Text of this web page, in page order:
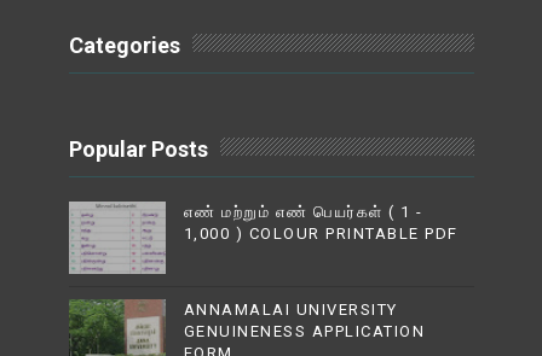
Categories
Popular Posts
எண் மற்றும் எண் பெயர்கள் ( 1 -
1,000 ) COLOUR PRINTABLE PDF
ANNAMALAI UNIVERSITY
GENUINENESS APPLICATION